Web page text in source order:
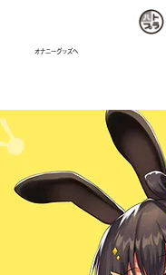
オナニーグッズへ